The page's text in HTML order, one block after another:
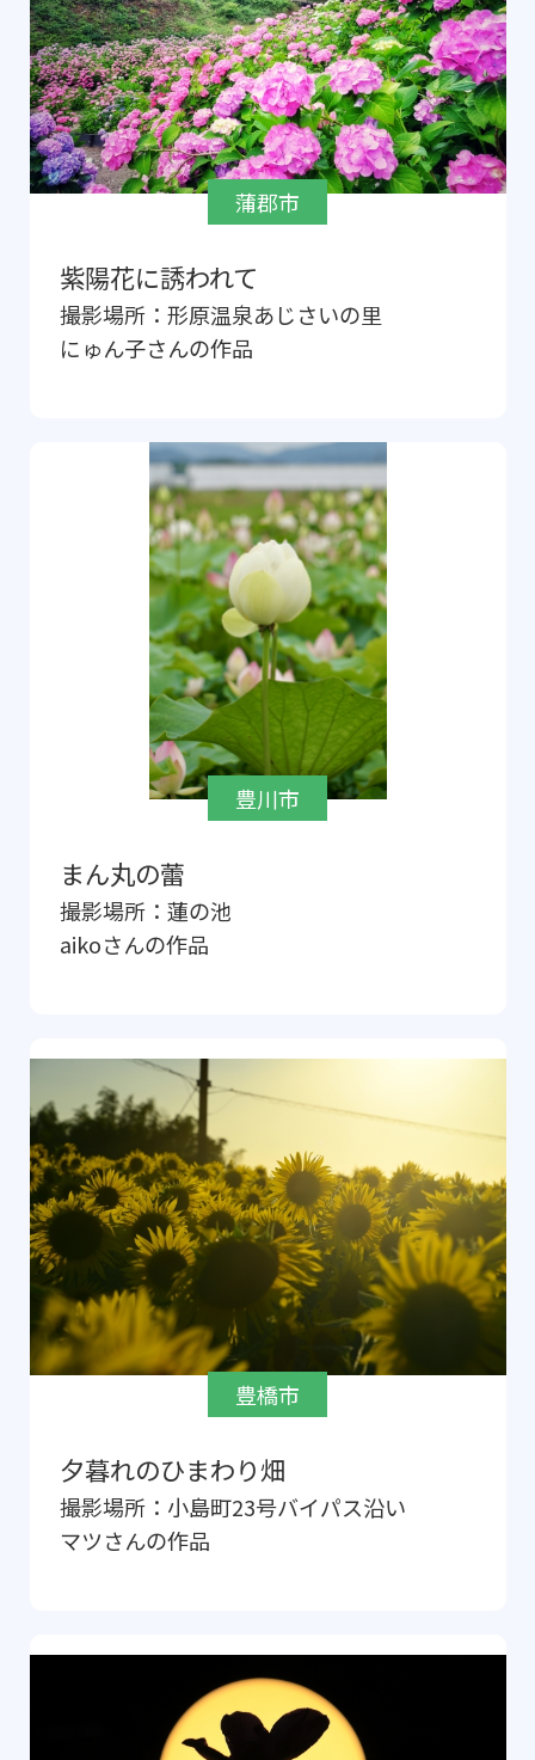
蒲郡市
紫陽花に誘われて
撮影場所： 形原温泉あじさいの里
にゅん子さんの作品
豊川市
まん丸の蕾
撮影場所： 蓮の池
aikoさんの作品
豊橋市
夕暮れのひまわり畑
撮影場所： 小島町23号バイパス沿い
マツさんの作品